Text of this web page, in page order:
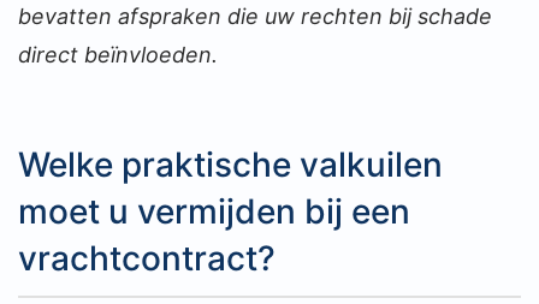
bevatten afspraken die uw rechten bij schade
direct beïnvloeden.
Welke praktische valkuilen
moet u vermijden bij een
vrachtcontract?